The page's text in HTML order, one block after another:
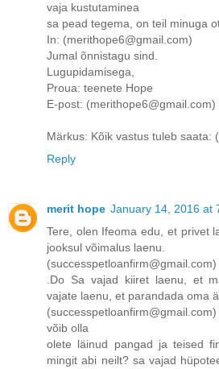
vaja kustutaminea
sa pead tegema, on teil minuga
In: (merithope6@gmail.com)
Jumal õnnistagu sind.
Lugupidamisega,
Proua: teenete Hope
E-post: (merithope6@gmail.com)
Märkus: Kõik vastus tuleb saata:
Reply
merit hope January 14, 2016 at
Tere, olen Ifeoma edu, et privet
jooksul võimalus laenu.
(successpetloanfirm@gmail.com)
.Do Sa vajad kiiret laenu, et
vajate laenu, et parandada oma
(successpetloanfirm@gmail.com)
võib olla
olete läinud pangad ja teised
mingit abi neilt? sa vajad